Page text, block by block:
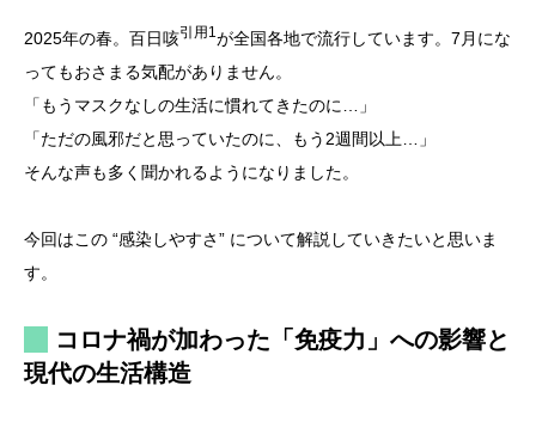
2025年の春。百日咳引用1 が全国各地で流行しています。7月にな
ってもおさまる気配がありません。
「もうマスクなしの生活に慣れてきたのに…」
「ただの風邪だと思っていたのに、もう2週間以上…」
そんな声も多く聞かれるようになりました。
今回はこの “感染しやすさ” について解説していきたいと思いま
す。
コロナ禍が加わった「免疫力」への影響と
現代の生活構造